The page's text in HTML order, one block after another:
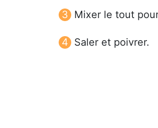
Mixer le tout
Saler et poivrer.